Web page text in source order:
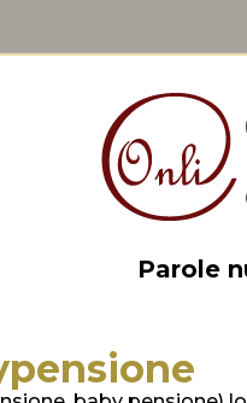
Parole